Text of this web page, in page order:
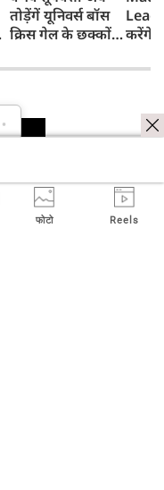
तोड़ेंगें यूनिवर्स बॉस
क्रिस गेल के छक्कों
करेंगे
टीम में
फोटो Reels